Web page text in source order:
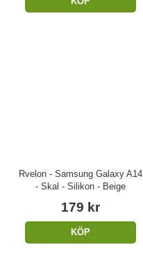
Rvelon - Samsung Galaxy A14
- Skal - Silikon - Beige
179 kr
KÖP